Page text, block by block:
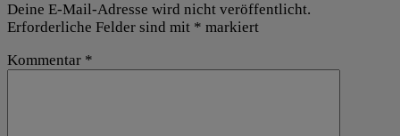
Deine E-Mail-Adresse wird nicht veröffentlicht.
Erforderliche Felder sind mit * markiert
Kommentar *